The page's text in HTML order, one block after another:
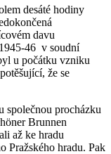
desáté hodiny
davu
46 v soudní
u počátku vzniku
že se
společnou procházku
Brunnen
až ke hradu
Pražského hradu. Pak